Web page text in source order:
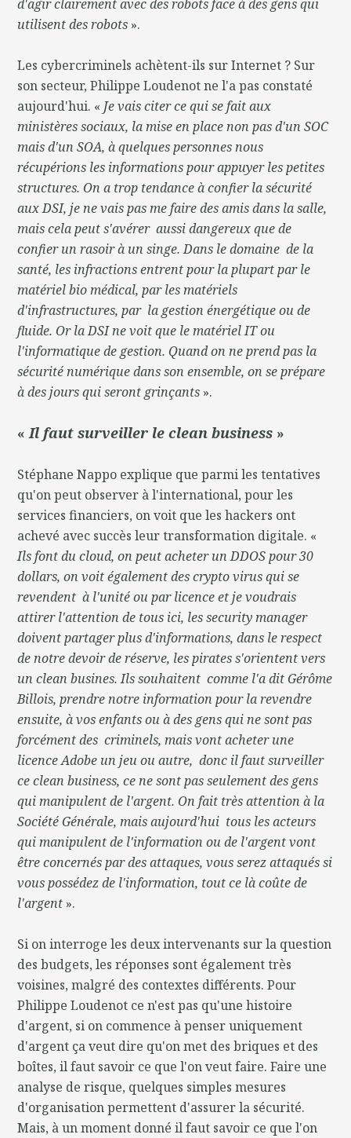
d'agir clairement avec des robots face à des gens qui
utilisent des robots ».
Les cybercriminels achètent-ils sur Internet ? Sur
son secteur, Philippe Loudenot ne l'a pas constaté
aujourd'hui. « Je vais citer ce qui se fait aux
ministères sociaux, la mise en place non pas d'un SOC
mais d'un SOA, à quelques personnes nous
récupérions les informations pour appuyer les petites
structures. On a trop tendance à confier la sécurité
aux DSI, je ne vais pas me faire des amis dans la salle,
mais cela peut s'avérer aussi dangereux que de
confier un rasoir à un singe. Dans le domaine de la
santé, les infractions entrent pour la plupart par le
matériel bio médical, par les matériels
d'infrastructures, par la gestion énergétique ou de
fluide. Or la DSI ne voit que le matériel IT ou
l'informatique de gestion. Quand on ne prend pas la
sécurité numérique dans son ensemble, on se prépare
à des jours qui seront grinçants ».
«Il faut surveiller le clean business »
Stéphane Nappo explique que parmi les tentatives
qu'on peut observer à l'international, pour les
services financiers, on voit que les hackers ont
achevé avec succès leur transformation digitale. «
Ils font du cloud, on peut acheter un DDOS pour 30
dollars, on voit également des crypto virus qui se
revendent à l'unité ou par licence et je voudrais
attirer l'attention de tous ici, les security manager
doivent partager plus d'informations, dans le respect
de notre devoir de réserve, les pirates s'orientent vers
un clean busines. Ils souhaitent comme l'a dit Gérôme
Billois, prendre notre information pour la revendre
ensuite, à vos enfants ou à des gens qui ne sont pas
forcément des criminels, mais vont acheter une
licence Adobe un jeu ou autre, donc il faut surveiller
ce clean business, ce ne sont pas seulement des gens
qui manipulent de l'argent. On fait très attention à la
Société Générale, mais aujourd'hui tous les acteurs
qui manipulent de l'information ou de l'argent vont
être concernés par des attaques, vous serez attaqués si
vous possédez de l'information, tout ce là coûte de
l'argent ».
Si on interroge les deux intervenants sur la question
des budgets, les réponses sont également très
voisines, malgré des contextes différents. Pour
Philippe Loudenot ce n'est pas qu'une histoire
d'argent, si on commence à penser uniquement
d'argent ça veut dire qu'on met des briques et des
boîtes, il faut savoir ce que l'on veut faire. Faire une
analyse de risque, quelques simples mesures
d'organisation permettent d'assurer la sécurité.
Mais, à un moment donné il faut savoir ce que l'on